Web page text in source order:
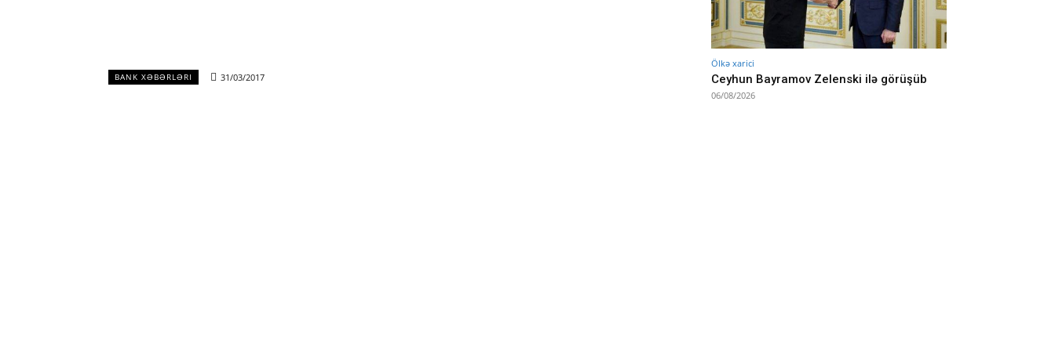
BANK XƏBƏRLƏRI 31/03/2017
Ölkə xarici
Ceyhun Bayramov Zelenski ilə görüşüb
06/08/2026